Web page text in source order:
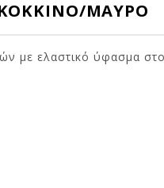
ΚΟΚΚΙΝΟ/ΜΑΥΡΟ
με ελαστικό ύφασμα